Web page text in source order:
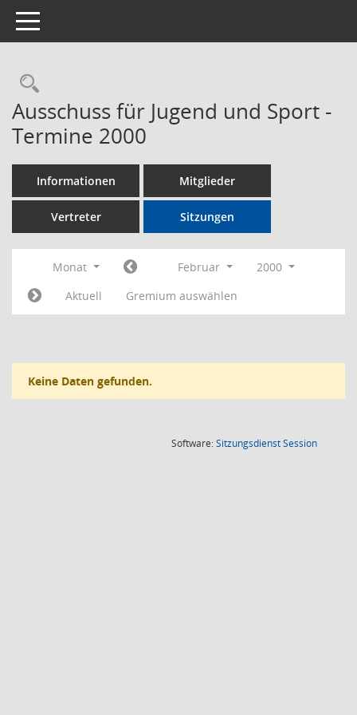
Toggle navigation
Rechercheauswahl
Ausschuss für Jugend und Sport -
Termine 2000
Informationen Mitglieder
Vertreter Sitzungen
Monat Februar
2000
Aktuell
Gremium auswählen
Keine Daten gefunden.
Software:SitzungsdienstSession(Wird in